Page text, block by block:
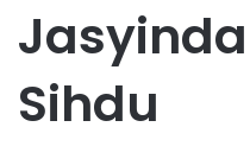
Sihdu